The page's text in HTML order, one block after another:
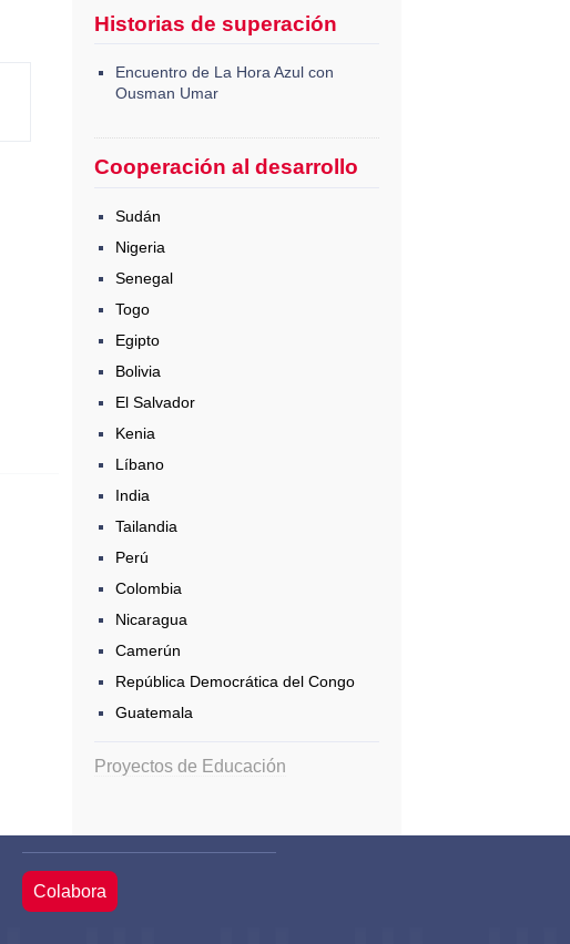
Historias de superación
Encuentro de La Hora Azul con
Ousman Umar
Cooperación al desarrollo
Sudán
Nigeria
Senegal
Togo
Egipto
Bolivia
El Salvador
Kenia
Líbano
India
Tailandia
Perú
Colombia
Nicaragua
Camerún
República Democrática del Congo
Guatemala
Proyectos de Educación
Colabora